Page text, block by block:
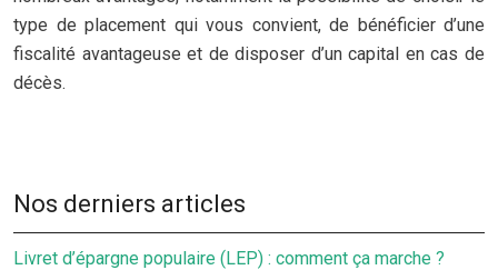
type de placement qui vous convient, de bénéficier d’une
fiscalité avantageuse et de disposer d’un capital en cas de
décès.
Nos derniers articles
Livret d’épargne populaire (LEP) : comment ça marche ?